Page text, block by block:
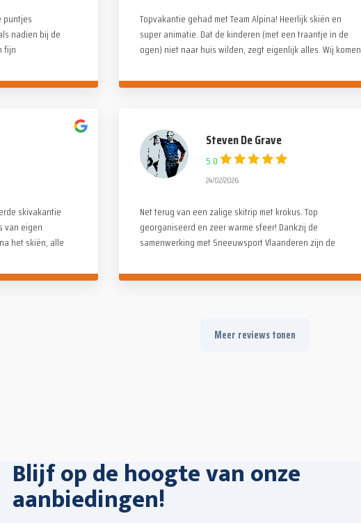
puntjes
nadien bij de
fijn
voor
Topvakantie gehad met Team Alpina! Heerlijk skiën en
super animatie. Dat de kinderen (met een traantje in de
ogen) niet naar huis wilden, zegt eigenlijk alles. Wij komen
skivakantie
van eigen
het skiën, alle
Steven De Grave
5.0
24/02/2026
Net terug van een zalige skitrip met krokus. Top
georganiseerd en zeer warme sfeer! Dankzij de
samenwerking met Sneeuwsport Vlaanderen zijn de
en de ganse Alpina crew!
Meer reviews tonen
Blijf op de hoogte van onze
aanbiedingen!